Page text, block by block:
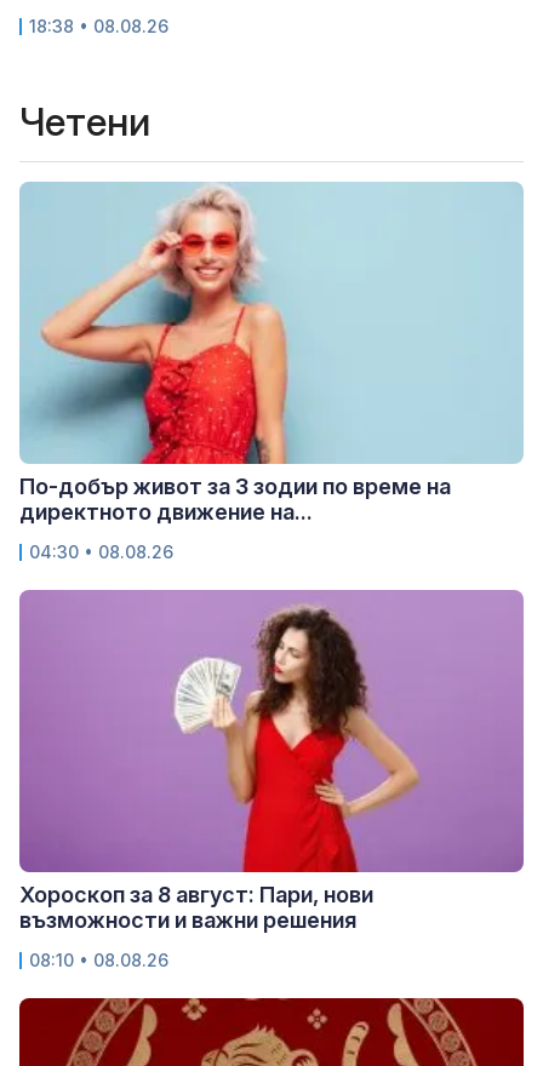
18:38 • 08.08.26
Четени
По-добър живот за 3 зодии по време на
директното движение на...
04:30 • 08.08.26
Хороскоп за 8 август: Пари, нови
възможности и важни решения
08:10 • 08.08.26